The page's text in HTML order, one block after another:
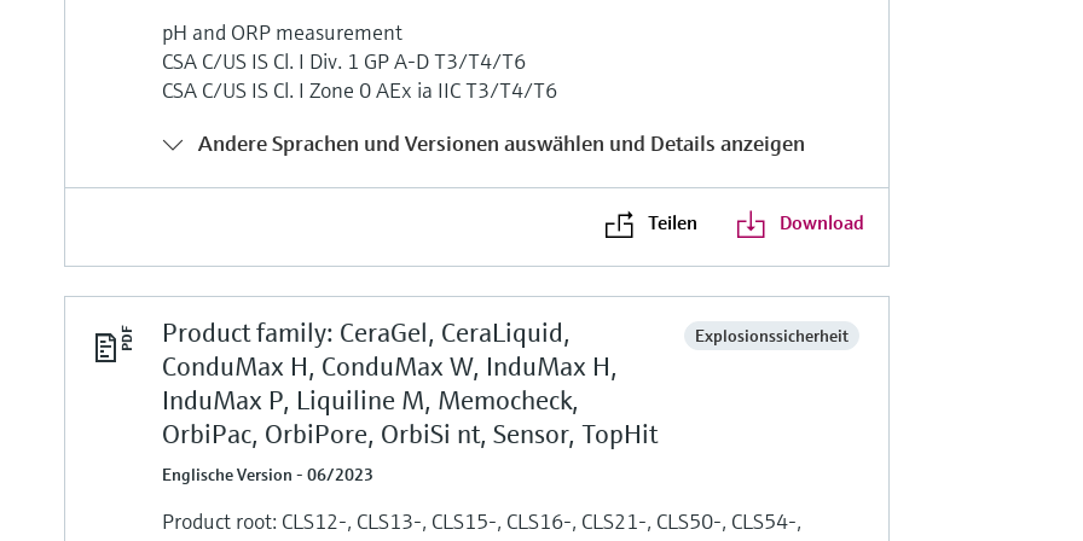
pH and ORP measurement
CSA C/US IS Cl. I Div. 1 GP A-D T3/T4/T6
CSA C/US IS Cl. I Zone 0 AEx ia IIC T3/T4/T6
Andere Sprachen und Versionen auswählen und Details anzeigen
Teilen Download
Product family: CeraGel, CeraLiquid,
ConduMax H, ConduMax W, InduMax H,
InduMax P, Liquiline M, Memocheck,
OrbiPac, OrbiPore, OrbiSi nt, Sensor, TopHit
Explosionssicherheit
Englische Version - 06/2023
Product root: CLS12-, CLS13-, CLS15-, CLS16-, CLS21-, CLS50-, CLS54-,